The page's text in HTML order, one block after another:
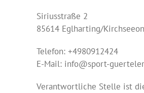
Siriusstraße 2
85614 Eglharting/Kirchseeon
Telefon: +4980912424
E-Mail: info@sport-
Verantwortliche Stelle ist